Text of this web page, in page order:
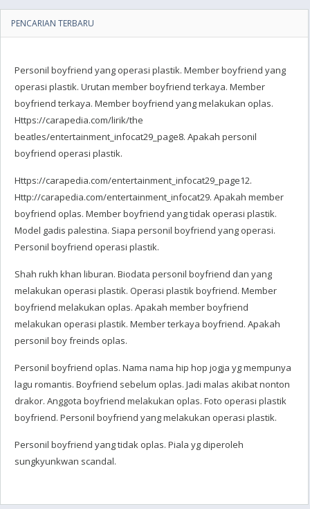
PENCARIAN TERBARU
Personil boyfriend yang operasi plastik. Member boyfriend yang
operasi plastik. Urutan member boyfriend terkaya. Member
boyfriend terkaya. Member boyfriend yang melakukan oplas.
Https://carapedia.com/lirik/the
beatles/entertainment_infocat29_page8. Apakah personil
boyfriend operasi plastik.
Https://carapedia.com/entertainment_infocat29_page12.
Http://carapedia.com/entertainment_infocat29. Apakah member
boyfriend oplas. Member boyfriend yang tidak operasi plastik.
Model gadis palestina. Siapa personil boyfriend yang operasi.
Personil boyfriend operasi plastik.
Shah rukh khan liburan. Biodata personil boyfriend dan yang
melakukan operasi plastik. Operasi plastik boyfriend. Member
boyfriend melakukan oplas. Apakah member boyfriend
melakukan operasi plastik. Member terkaya boyfriend. Apakah
personil boy freinds oplas.
Personil boyfriend oplas. Nama nama hip hop jogja yg mempunya
lagu romantis. Boyfriend sebelum oplas. Jadi malas akibat nonton
drakor. Anggota boyfriend melakukan oplas. Foto operasi plastik
boyfriend. Personil boyfriend yang melakukan operasi plastik.
Personil boyfriend yang tidak oplas. Piala yg diperoleh
sungkyunkwan scandal.